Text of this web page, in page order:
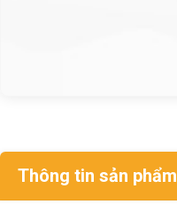
Thông tin sản phẩm